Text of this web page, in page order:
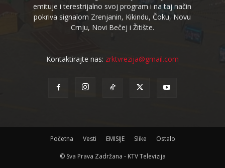
emituje i terestrijalno svoj program i na taj način
pokriva signalom Zrenjanin, Kikindu, Čoku, Novu
Crnju, Novi Bečej i Žitište.
Kontaktirajte nas: zrktvrezija@gmail.com
Početna Vesti EMISIJE Slike Ostalo
© Sva Prava Zadržana - KTV Televizija